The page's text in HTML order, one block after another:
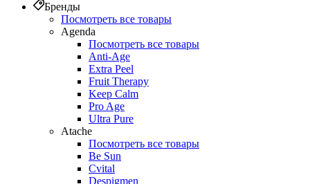
Бренды
Посмотреть все товары
Agenda
Посмотреть все товары
Anti‑Age
Extra Peel
Fruit Therapy
Keep Calm
Pro Age
Ultra Pure
Atache
Посмотреть все товары
Be Sun
Cvital
Despigmen